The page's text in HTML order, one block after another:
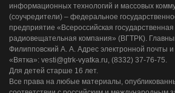
информационных технологий и массовых
(соучредители) – федеральное
предприятие «Всероссийская
радиовещательная компания» (ВГТРК).
Филипповский А. А. Адрес электронной почты
«Вятка»: vesti@gtrk-vyatka.ru, (8332) 37-76-75.
Для детей старше 16 лет.
Все права на любые материалы,